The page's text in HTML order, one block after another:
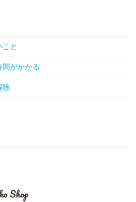
と
がかかる
除
Shop